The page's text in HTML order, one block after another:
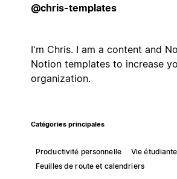
@chris-templates
I'm Chris. I am a content and
Notion templates to increase
organization.
Catégories principales
Productivité personnelle
Vie étudiante
Feuilles de route et calendriers